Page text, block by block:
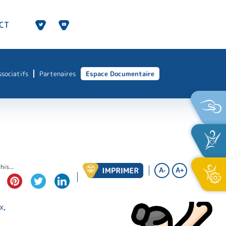
Partenaires Espace Documentaire
A- A+